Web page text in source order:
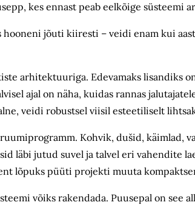
kes ennast peab eelkõige süsteemi
jõuti kiiresti – veidi enam kui
arhitektuuriga. Edevamaks lisandiks
ajal on näha, kuidas rannas
veidi robustsel viisil esteetiliselt
Kohvik, dušid, käimlad,
läbi jutud suvel ja talvel eri vahendite
lõpuks püüti projekti muuta
võiks rakendada. Puusepal on see